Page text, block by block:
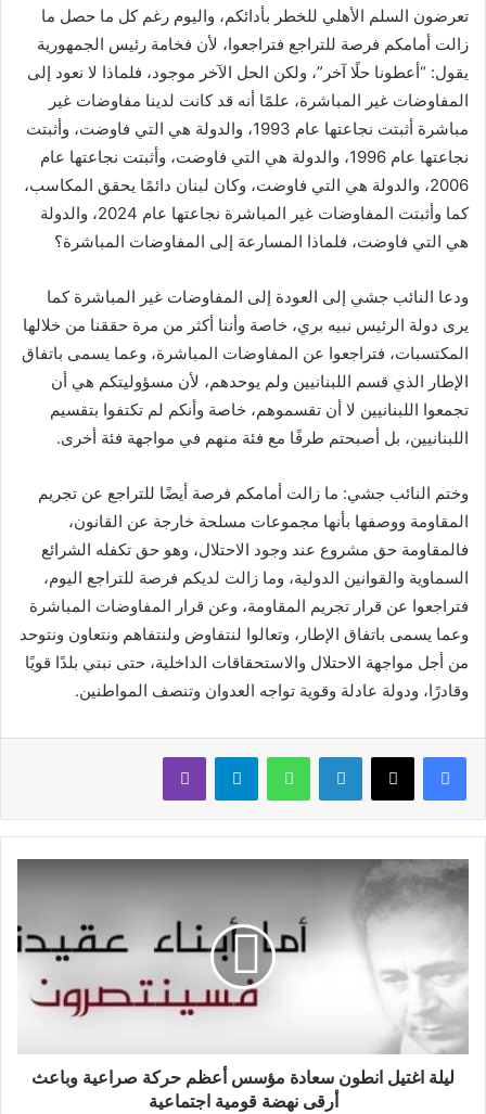
تعرضون السلم الأهلي للخطر بأدائكم، واليوم رغم كل ما حصل ما
زالت أمامكم فرصة للتراجع فتراجعوا، لأن فخامة رئيس الجمهورية
يقول: “أعطونا حلًا آخر”، ولكن الحل الآخر موجود، فلماذا لا نعود إلى
المفاوضات غير المباشرة، علمًا أنه قد كانت لدينا مفاوضات غير
مباشرة أثبتت نجاعتها عام 1993، والدولة هي التي فاوضت، وأثبتت
نجاعتها عام 1996، والدولة هي التي فاوضت، وأثبتت نجاعتها عام
2006، والدولة هي التي فاوضت، وكان لبنان دائمًا يحقق المكاسب،
كما وأثبتت المفاوضات غير المباشرة نجاعتها عام 2024، والدولة
هي التي فاوضت، فلماذا المسارعة إلى المفاوضات المباشرة؟
ودعا النائب جشي إلى العودة إلى المفاوضات غير المباشرة كما
يرى دولة الرئيس نبيه بري، خاصة وأننا أكثر من مرة حققنا من خلالها
المكتسبات، فتراجعوا عن المفاوضات المباشرة، وعما يسمى باتفاق
الإطار الذي قسم اللبنانيين ولم يوحدهم، لأن مسؤوليتكم هي أن
تجمعوا اللبنانيين لا أن تقسموهم، خاصة وأنكم لم تكتفوا بتقسيم
اللبنانيين، بل أصبحتم طرفًا مع فئة منهم في مواجهة فئة أخرى.
وختم النائب جشي: ما زالت أمامكم فرصة أيضًا للتراجع عن تجريم
المقاومة ووصفها بأنها مجموعات مسلحة خارجة عن القانون،
فالمقاومة حق مشروع عند وجود الاحتلال، وهو حق تكفله الشرائع
السماوية والقوانين الدولية، وما زالت لديكم فرصة للتراجع اليوم،
فتراجعوا عن قرار تجريم المقاومة، وعن قرار المفاوضات المباشرة
وعما يسمى باتفاق الإطار، وتعالوا لنتفاوض ولنتفاهم ونتعاون ونتوحد
من أجل مواجهة الاحتلال والاستحقاقات الداخلية، حتى نبني بلدًا قويًا
وقادرًا، ودولة عادلة وقوية تواجه العدوان وتنصف المواطنين.
لينكدإن واتساب تيلقرام ڤايبر
ليلة اغتيل انطون سعادة مؤسس أعظم حركة صراعية وباعث
أرقى نهضة قومية اجتماعية